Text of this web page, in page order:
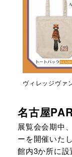
ヴィレッジヴァ
名古屋
展覧会会期中
ーを開催いたし
館内3か所に